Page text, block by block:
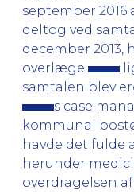
september
deltog ved
december 2013,
overlæge
samtalen blev
s case
kommunal
havde det fulde
herunder
overdragelsen af